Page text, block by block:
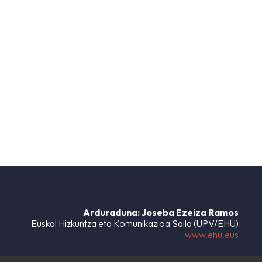
Arduraduna: Joseba Ezeiza Ramos
Euskal Hizkuntza eta Komunikazioa Saila (UPV/EHU)
www.ehu.eus